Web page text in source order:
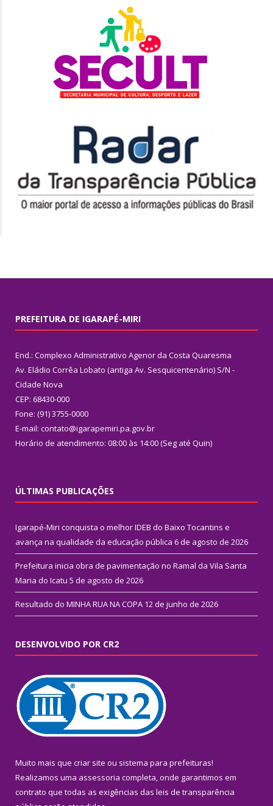
PREFEITURA DE IGARAPÉ-MIRI
End.: Complexo Administrativo Agenor da Costa Quaresma
Av. Eládio Corrêa Lobato (antiga Av. Sesquicentenário) S/N -
Cidade Nova
CEP: 68430-000
Fone: (91) 3755-0000
E-mail: contato@igarapemiri.pa.gov.br
Horário de atendimento: 08:00 às 14:00 (Seg até Quin)
ÚLTIMAS PUBLICAÇÕES
Igarapé-Miri conquista o melhor IDEB do Baixo Tocantins e
avança na qualidade da educação pública 6 de agosto de 2026
Prefeitura inicia obra de pavimentação no Ramal da Vila Santa
Maria do Icatu 5 de agosto de 2026
Resultado do MINHA RUA NA COPA 12 de junho de 2026
DESENVOLVIDO POR CR2
Muito mais que criar site ou sistema para prefeituras!
Realizamos uma assessoria completa, onde garantimos em
contrato que todas as exigências das leis de transparência